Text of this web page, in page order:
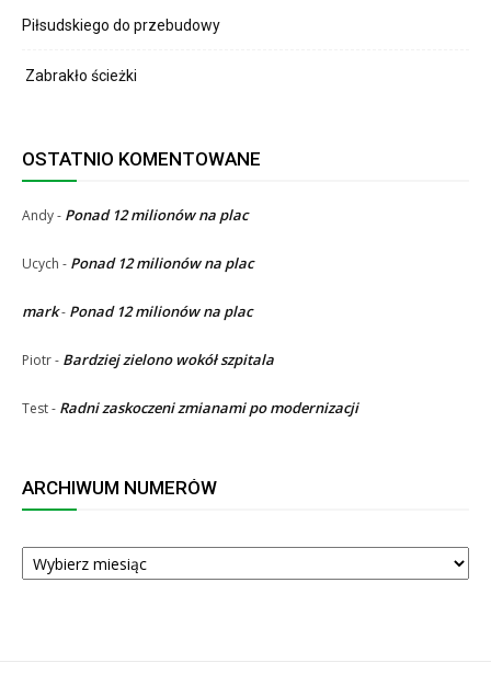
Piłsudskiego do przebudowy
Zabrakło ścieżki
OSTATNIO KOMENTOWANE
Andy- Ponad 12 milionów na plac
Ucych - Ponad 12 milionów na plac
mark- Ponad 12 milionów na plac
Piotr- Bardziej zielono wokół szpitala
Test- Radni zaskoczeni zmianami po modernizacji
ARCHIWUM NUMERÓW
ARCHIWUM
NUMERÓW